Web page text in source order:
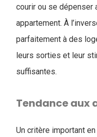
courir ou se dépenser
appartement. À
parfaitement à des
leurs sorties et leur
suffisantes.
Tendance aux
Un critère important